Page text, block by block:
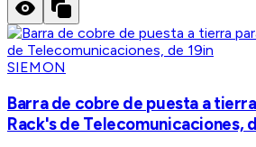
SIEMON
Barra de cobre de puesta a
Rack's de Telecomunicaciones,